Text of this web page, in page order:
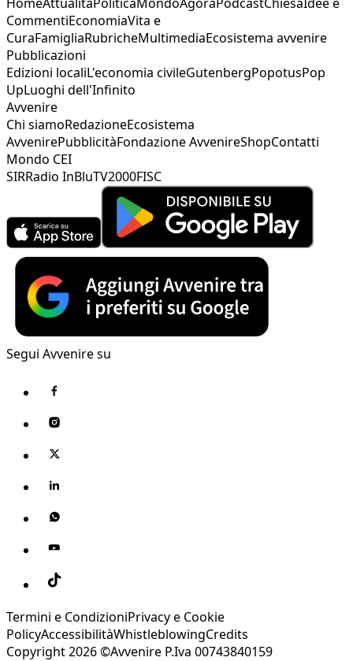
CommentiEconomiaVita e
CuraFamigliaRubricheMultimediaEcosistema avvenire
Pubblicazioni
Edizioni localiL'economia civileGutenbergPopotusPop
UpLuoghi dell'Infinito
Avvenire
Chi siamoRedazioneEcosistema
AvvenirePubblicitàFondazione AvvenireShopContatti
Mondo CEI
SIRRadio InBluTV2000FISC
Segui Avvenire su
Termini e CondizioniPrivacy e Cookie
PolicyAccessibilitàWhistleblowingCredits
Copyright 2026 ©Avvenire P.Iva 00743840159